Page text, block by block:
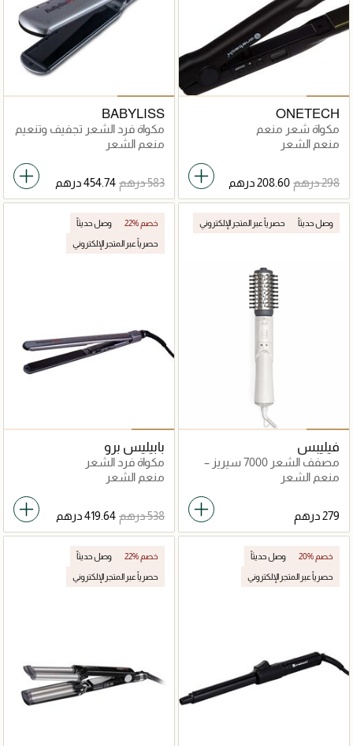
ONETECH
مكواة شعر منعم
منعم الشعر
BABYLISS
مكواة فرد الشعر تجفيف وتنعيم
منعم الشعر
وصل حديثاً حصرياً عبر المتجر الإلكتروني
فيليبس
مصفف الشعر 7000 سيريز –
فرشاة حرارية دوّارة
منعم الشعر
22% خصم وصل حديثاً
حصرياً عبر المتجر الإلكتروني
بابيليس برو
مكواة فرد الشعر
منعم الشعر
20% خصم وصل حديثاً
حصرياً عبر المتجر الإلكتروني
22% خصم وصل حديثاً
حصرياً عبر المتجر الإلكتروني